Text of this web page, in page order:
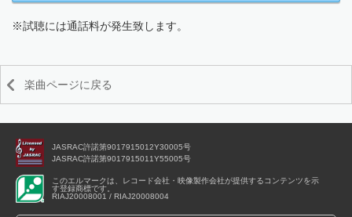
※試聴には通話料が発生致します。
楽曲ページに戻る
JASRAC許諾第9017915012Y30005号
JASRAC許諾第9017915011Y55005号
このエルマークは、レコード会社・映像製作会社が提供するコンテンツを示
す登録商標です。
RIAJ20008001 / RIAJ20008004